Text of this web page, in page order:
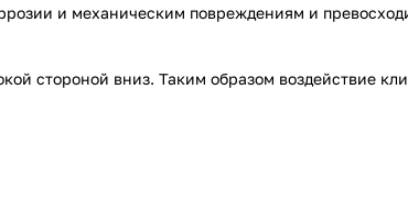
и механическим повреждениям и
стороной вниз. Таким образом воздействие